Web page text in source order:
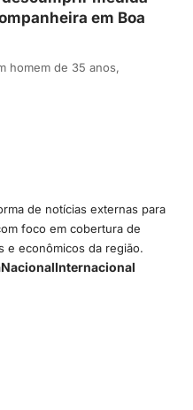
em Boa
homem de 35 anos,
de notícias externas para
foco em cobertura de
e econômicos da região.
NacionalInternacional